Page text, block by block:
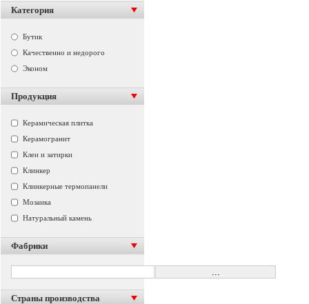
Категория
Бутик
Качественно и недорого
Эконом
Продукция
Керамическая плитка
Керамогранит
Клеи и затирки
Клинкер
Клинкерные термопанели
Мозаика
Натуральный камень
Фабрики
Страны производства